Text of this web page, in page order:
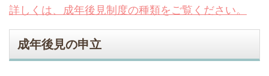
詳しくは、成年後見制度の種類をご覧ください。
成年後見の申立